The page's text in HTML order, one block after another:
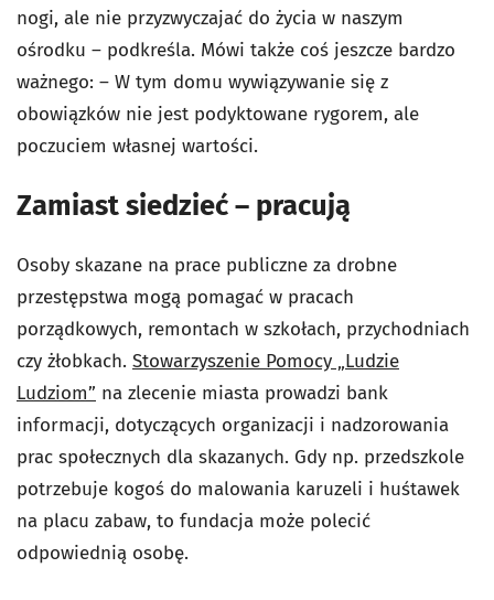
nogi, ale nie przyzwyczajać do życia w naszym
ośrodku – podkreśla. Mówi także coś jeszcze bardzo
ważnego: – W tym domu wywiązywanie się z
obowiązków nie jest podyktowane rygorem, ale
poczuciem własnej wartości.
Zamiast siedzieć – pracują
Osoby skazane na prace publiczne za drobne
przestępstwa mogą pomagać w pracach
porządkowych, remontach w szkołach, przychodniach
czy żłobkach. Stowarzyszenie Pomocy „Ludzie
Ludziom” na zlecenie miasta prowadzi bank
informacji, dotyczących organizacji i nadzorowania
prac społecznych dla skazanych. Gdy np. przedszkole
potrzebuje kogoś do malowania karuzeli i huśtawek
na placu zabaw, to fundacja może polecić
odpowiednią osobę.